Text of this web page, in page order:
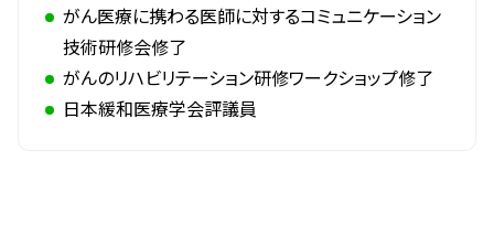
がん医療に携わる医師に対するコミュニケーション
技術研修会修了
がんのリハビリテーション研修ワークショップ修了
日本緩和医療学会評議員